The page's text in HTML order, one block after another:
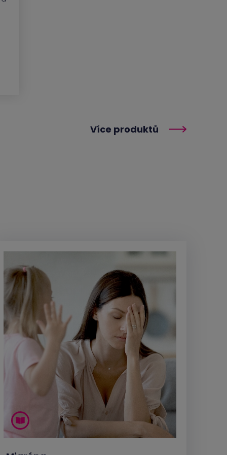
Více produktů